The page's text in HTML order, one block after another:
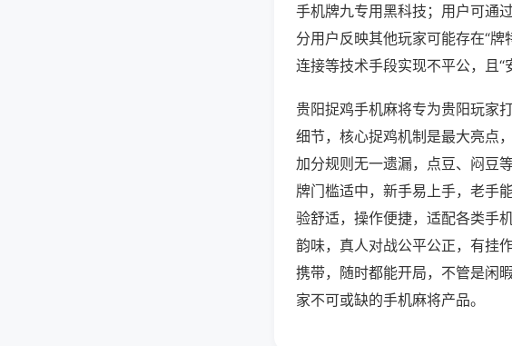
手机牌九专用黑科技；用户可通
分用户反映其他玩家可能存在“
连接等技术手段实现不平公，且“
贵阳捉鸡手机麻将专为贵阳玩家
细节，核心捉鸡机制是最大亮点
加分规则无一遗漏，点豆、闷豆
牌门槛适中，新手易上手，老手
验舒适，操作便捷，适配各类手
韵味，真人对战公平公正，有挂
携带，随时都能开局，不管是闲
家不可或缺的手机麻将产品。